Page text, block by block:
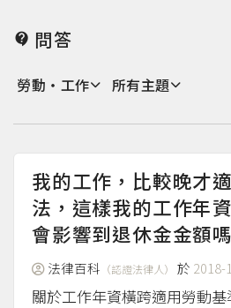
 問答
勞動‧工作 所有主題
我的工作，比較晚才
法，這樣我的工作年
會影響到退休金金額
法律百科 （認證法律人） 於 2018-
關於工作年資橫跨適用勞動